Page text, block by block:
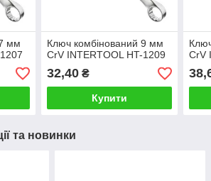
мм
Ключ комбінований 9 мм
CrV INTERTOOL HT-1209
32,40₴
Купити
CrV
та новинки